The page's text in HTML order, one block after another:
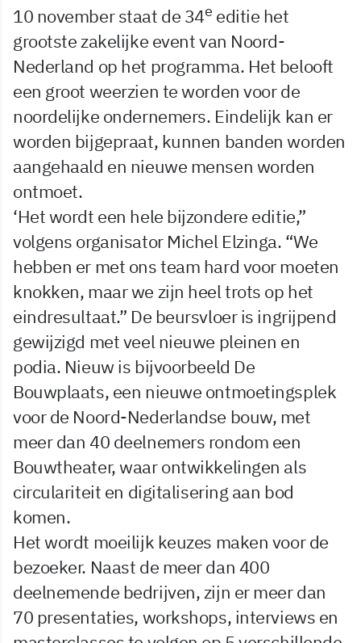
10 november staat de 34e editie het
grootste zakelijke event van Noord-
Nederland op het programma. Het belooft
een groot weerzien te worden voor de
noordelijke ondernemers. Eindelijk kan er
worden bijgepraat, kunnen banden worden
aangehaald en nieuwe mensen worden
ontmoet.
‘Het wordt een hele bijzondere editie,”
volgens organisator Michel Elzinga. “We
hebben er met ons team hard voor moeten
knokken, maar we zijn heel trots op het
eindresultaat.” De beursvloer is ingrijpend
gewijzigd met veel nieuwe pleinen en
podia. Nieuw is bijvoorbeeld De
Bouwplaats, een nieuwe ontmoetingsplek
voor de Noord-Nederlandse bouw, met
meer dan 40 deelnemers rondom een
Bouwtheater, waar ontwikkelingen als
circulariteit en digitalisering aan bod
komen.
Het wordt moeilijk keuzes maken voor de
bezoeker. Naast de meer dan 400
deelnemende bedrijven, zijn er meer dan
70 presentaties, workshops, interviews en